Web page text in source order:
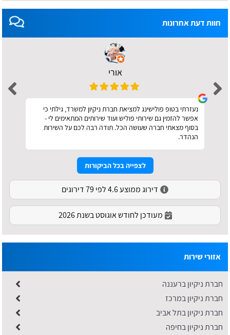
חוות דעת אחרונות
אורי
נעזרתי בטופ פולישינג למציאת חברת ניקיון למשרד, גילתי כי
אפשר להזמין גם שירותי פוליש ועוד שירותים המתאימים לי -
בסוף מצאתי חברה שעושה הכל. תודה רבה לכם על השירות
הנהדר.
לצפייה בכל הביקורות
דירוג ממוצע 4.6 לפי 79 דירוגים
מעודכן לחודש אוגוסט בשנת 2026
אזורי שירות
חברת ניקיון ברעננה
חברת ניקיון במרכז
חברת ניקיון בתל אביב
חברת ניקיון בחיפה